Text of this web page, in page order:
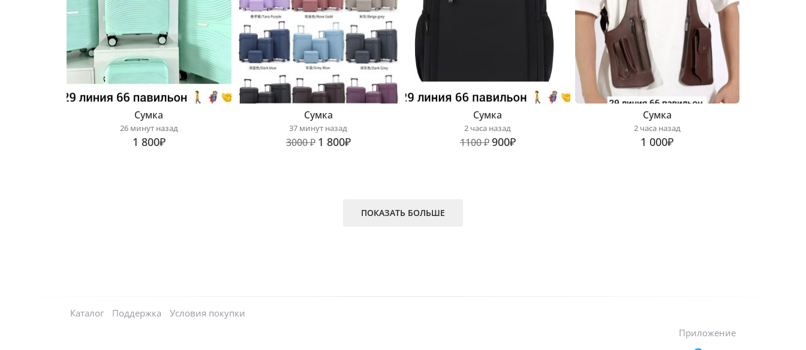
Сумка
26 минут назад
1 800₽
Сумка
37 минут назад
3000 ₽ 1 800₽
Сумка
2 часа назад
1100 ₽900₽
Сумка
2 часа назад
1 000₽
ПОКАЗАТЬ БОЛЬШЕ
Каталог Поддержка
Условия покупки
Приложение